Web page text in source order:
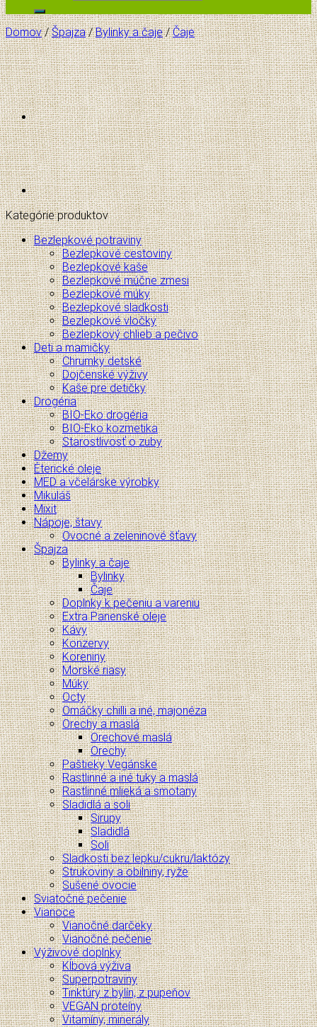
Domov / Špajza / Bylinky a čaje / Čaje
Kategórie produktov
Bezlepkové potraviny
Bezlepkové cestoviny
Bezlepkové kaše
Bezlepkové múčne zmesi
Bezlepkové múky
Bezlepkové sladkosti
Bezlepkové vločky
Bezlepkový chlieb a pečivo
Deti a mamičky
Chrumky detské
Dojčenské výživy
Kaše pre detičky
Drogéria
BIO-Eko drogéria
BIO-Eko kozmetika
Starostlivosť o zuby
Džemy
Éterické oleje
MED a včelárske výrobky
Mikuláš
Mixit
Nápoje, štavy
Ovocné a zeleninové šťavy
Špajza
Bylinky a čaje
Bylinky
Čaje
Doplnky k pečeniu a vareniu
Extra Panenské oleje
Kávy
Konzervy
Koreniny
Morské riasy
Múky
Octy
Omáčky chilli a iné, majonéza
Orechy a maslá
Orechové maslá
Orechy
Paštieky Vegánske
Rastlinné a iné tuky a maslá
Rastlinné mlieká a smotany
Sladidlá a soli
Sirupy
Sladidlá
Soli
Sladkosti bez lepku/cukru/laktózy
Strukoviny a obilniny, ryže
Sušené ovocie
Sviatočné pečenie
Vianoce
Vianočné darčeky
Vianočné pečenie
Výživové doplnky
Kĺbová výživa
Superpotraviny
Tinktúry z bylín, z pupeňov
VEGAN proteíny
Vitamíny, minerály